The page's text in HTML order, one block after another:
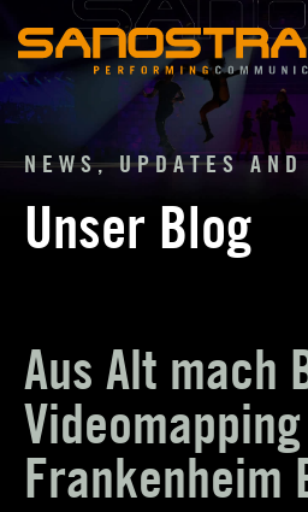
Inhalt
springen
NEWS, UPDATES
Unser Blog
Aus Alt mach
Frankenheim